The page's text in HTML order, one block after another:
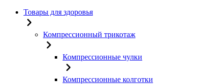
Товары для здоровья
Компрессионный трикотаж
Компрессионные чулки
Компрессионные колготки